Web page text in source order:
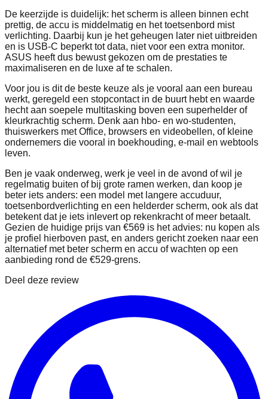
De keerzijde is duidelijk: het scherm is alleen binnen echt
prettig, de accu is middelmatig en het toetsenbord mist
verlichting. Daarbij kun je het geheugen later niet uitbreiden
en is USB-C beperkt tot data, niet voor een extra monitor.
ASUS heeft dus bewust gekozen om de prestaties te
maximaliseren en de luxe af te schalen.
Voor jou is dit de beste keuze als je vooral aan een bureau
werkt, geregeld een stopcontact in de buurt hebt en waarde
hecht aan soepele multitasking boven een superhelder of
kleurkrachtig scherm. Denk aan hbo- en wo-studenten,
thuiswerkers met Office, browsers en videobellen, of kleine
ondernemers die vooral in boekhouding, e-mail en webtools
leven.
Ben je vaak onderweg, werk je veel in de avond of wil je
regelmatig buiten of bij grote ramen werken, dan koop je
beter iets anders: een model met langere accuduur,
toetsenbordverlichting en een helderder scherm, ook als dat
betekent dat je iets inlevert op rekenkracht of meer betaalt.
Gezien de huidige prijs van €569 is het advies: nu kopen als
je profiel hierboven past, en anders gericht zoeken naar een
alternatief met beter scherm en accu of wachten op een
aanbieding rond de €529-grens.
Deel deze review